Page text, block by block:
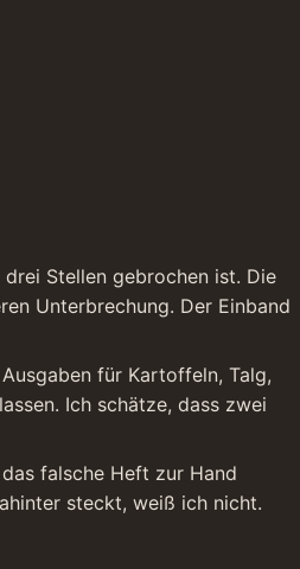
Stellen gebrochen ist. Die
Unterbrechung. Der Einband
für Kartoffeln, Talg,
Ich schätze, dass zwei
falsche Heft zur Hand
steckt, weiß ich nicht.